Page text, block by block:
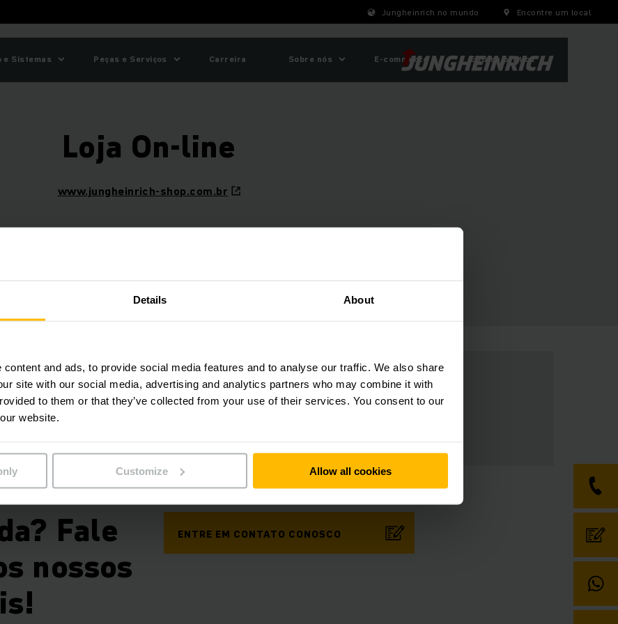
Details About
and ads, to provide social media features and to analyse our traffic. We also share
site with our social media, advertising and analytics partners who may combine it with
to them or that they’ve collected from your use of their services. You consent to our
website.
Customize Allow all cookies
Jungheinrich no mundo Encontre um local
e Sistemas Peças e Serviços Carreira Sobre nós E-commerce ESG na prática
Loja On-line
www.jungheinrich-shop.com.br
aqui e confira!
Redes Sociais
Fale
nossos
ENTRE EM CONTATO CONOSCO